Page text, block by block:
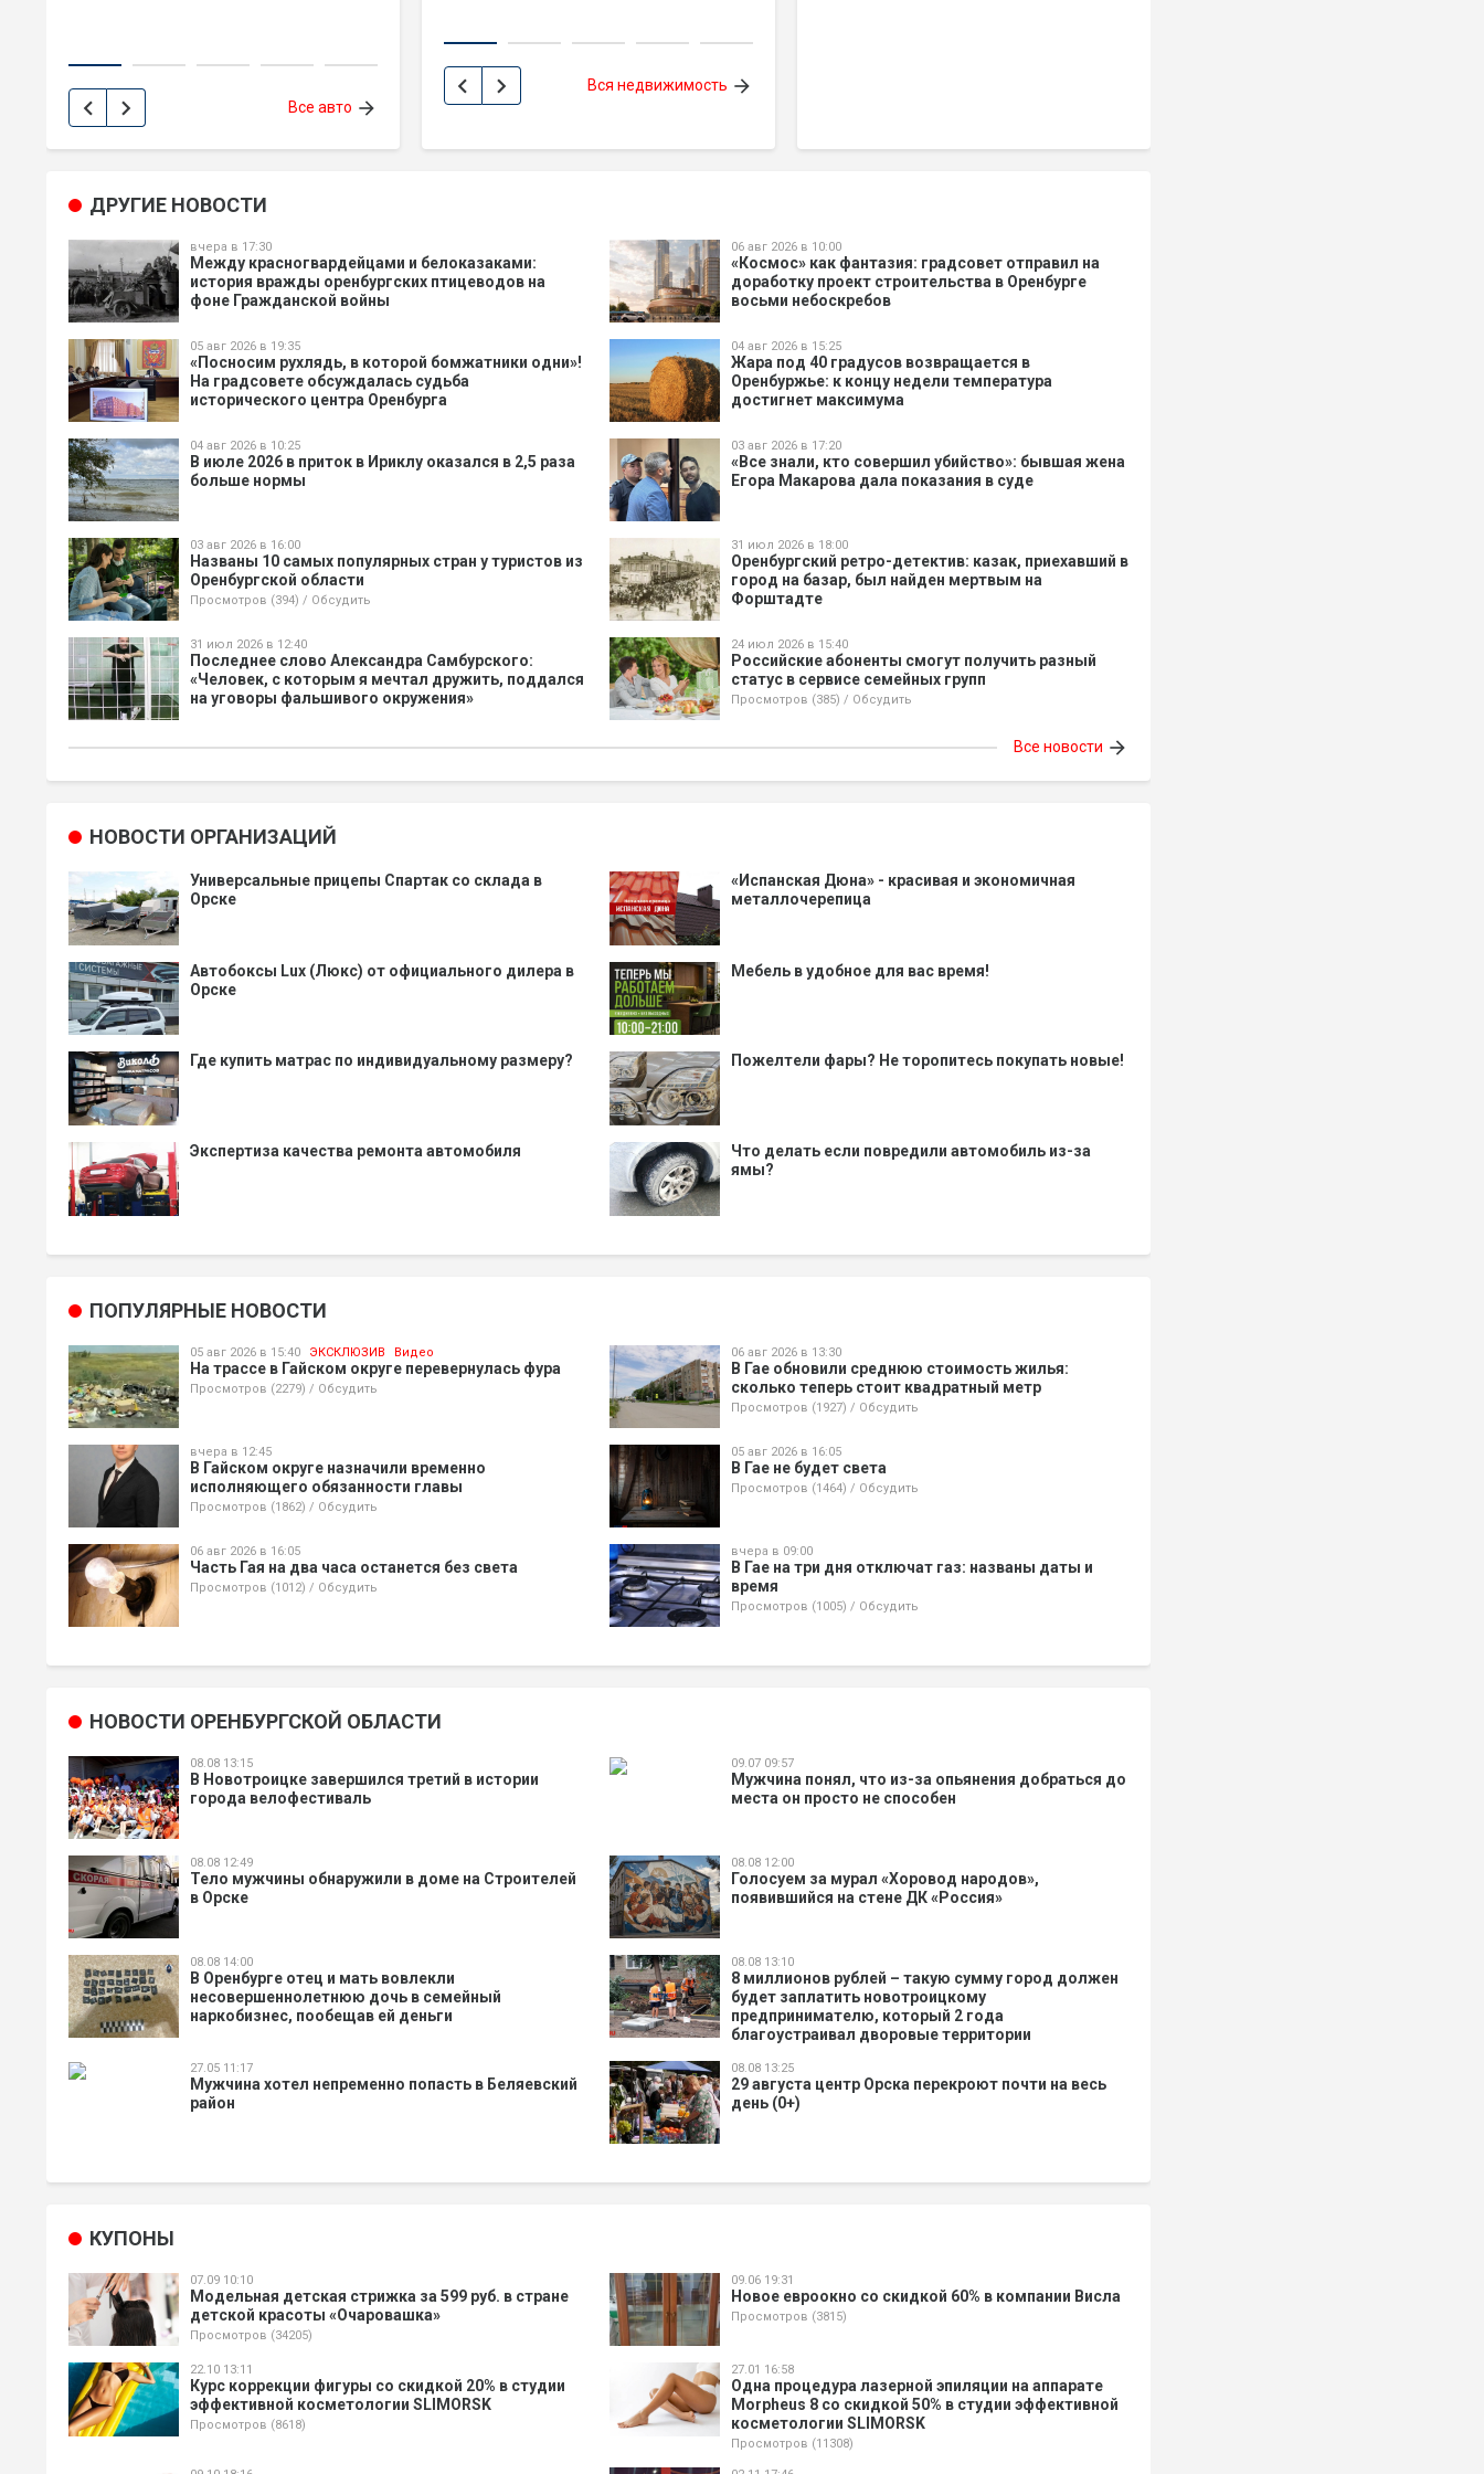
chevron_left chevron_right Все авто arrow_forward
chevron_left chevron_right Вся недвижимость arrow_forward
ДРУГИЕ НОВОСТИ
вчера в 17:30
Между красногвардейцами и белоказаками:
история вражды оренбургских птицеводов на
фоне Гражданской войны
06 авг 2026 в 10:00
«Космос» как фантазия: градсовет отправил на
доработку проект строительства в Оренбурге
восьми небоскребов
05 авг 2026 в 19:35
«Посносим рухлядь, в которой бомжатники одни»!
На градсовете обсуждалась судьба
исторического центра Оренбурга
04 авг 2026 в 15:25
Жара под 40 градусов возвращается в
Оренбуржье: к концу недели температура
достигнет максимума
04 авг 2026 в 10:25
В июле 2026 в приток в Ириклу оказался в 2,5 раза
больше нормы
03 авг 2026 в 17:20
«Все знали, кто совершил убийство»: бывшая жена
Егора Макарова дала показания в суде
03 авг 2026 в 16:00
Названы 10 самых популярных стран у туристов из
Оренбургской области
Просмотров (394) / Обсудить
31 июл 2026 в 18:00
Оренбургский ретро-детектив: казак, приехавший в
город на базар, был найден мертвым на
Форштадте
31 июл 2026 в 12:40
Последнее слово Александра Самбурского:
«Человек, с которым я мечтал дружить, поддался
на уговоры фальшивого окружения»
24 июл 2026 в 15:40
Российские абоненты смогут получить разный
статус в сервисе семейных групп
Просмотров (385) / Обсудить
Все новости arrow_forward
НОВОСТИ ОРГАНИЗАЦИЙ
Универсальные прицепы Спартак со склада в
Орске
«Испанская Дюна» - красивая и экономичная
металлочерепица
Автобоксы Lux (Люкс) от официального дилера в
Орске
Мебель в удобное для вас время!
Где купить матрас по индивидуальному размеру? Пожелтели фары? Не торопитесь покупать новые!
Экспертиза качества ремонта автомобиля
Что делать если повредили автомобиль из-за
ямы?
ПОПУЛЯРНЫЕ НОВОСТИ
05 авг 2026 в 15:40 ЭКСКЛЮЗИВ Видео
На трассе в Гайском округе перевернулась фура
Просмотров (2279) / Обсудить
06 авг 2026 в 13:30
В Гае обновили среднюю стоимость жилья:
сколько теперь стоит квадратный метр
Просмотров (1927) / Обсудить
вчера в 12:45
В Гайском округе назначили временно
исполняющего обязанности главы
Просмотров (1862) / Обсудить
05 авг 2026 в 16:05
В Гае не будет света
Просмотров (1464) / Обсудить
06 авг 2026 в 16:05
Часть Гая на два часа останется без света
Просмотров (1012) / Обсудить
вчера в 09:00
В Гае на три дня отключат газ: названы даты и
время
Просмотров (1005) / Обсудить
НОВОСТИ ОРЕНБУРГСКОЙ ОБЛАСТИ
08.08 13:15
В Новотроицке завершился третий в истории
города велофестиваль
09.07 09:57
Мужчина понял, что из-за опьянения добраться до
места он просто не способен
08.08 12:49
Тело мужчины обнаружили в доме на Строителей
в Орске
08.08 12:00
Голосуем за мурал «Хоровод народов»,
появившийся на стене ДК «Россия»
08.08 14:00
В Оренбурге отец и мать вовлекли
несовершеннолетнюю дочь в семейный
наркобизнес, пообещав ей деньги
08.08 13:10
8 миллионов рублей – такую сумму город должен
будет заплатить новотроицкому
предпринимателю, который 2 года
благоустраивал дворовые территории
27.05 11:17
Мужчина хотел непременно попасть в Беляевский
район
08.08 13:25
29 августа центр Орска перекроют почти на весь
день (0+)
КУПОНЫ
07.09 10:10
Модельная детская стрижка за 599 руб. в стране
детской красоты «Очаровашка»
Просмотров (34205)
09.06 19:31
Новое евроокно со скидкой 60% в компании Висла
Просмотров (3815)
22.10 13:11
Курс коррекции фигуры со скидкой 20% в студии
эффективной косметологии SLIMORSK
Просмотров (8618)
27.01 16:58
Одна процедура лазерной эпиляции на аппарате
Morpheus 8 со скидкой 50% в студии эффективной
косметологии SLIMORSK
Просмотров (11308)